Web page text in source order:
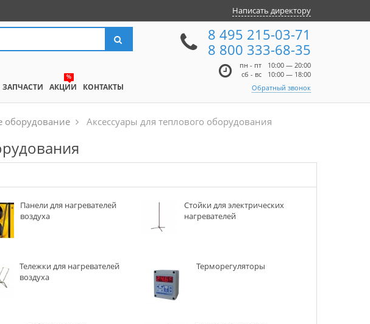
Написать директору
8 495 215-03-71
8 800 333-68-35
пн - пт
10:00 — 20:00
сб - вс
10:00 — 18:00
Обратный звонок
ЗАПЧАСТИ
%
АКЦИИ КОНТАКТЫ
оборудование Аксессуары для теплового оборудования
Панели для нагревателей
воздуха
Стойки для электрических
нагревателей
Тележки для нагревателей
воздуха
Терморегуляторы